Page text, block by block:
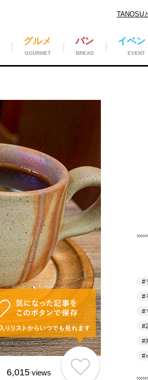
TANOSU
イベン
EVENT
パン
BREAD
グルメ
GOURMET
6,015views
#
#
#
#